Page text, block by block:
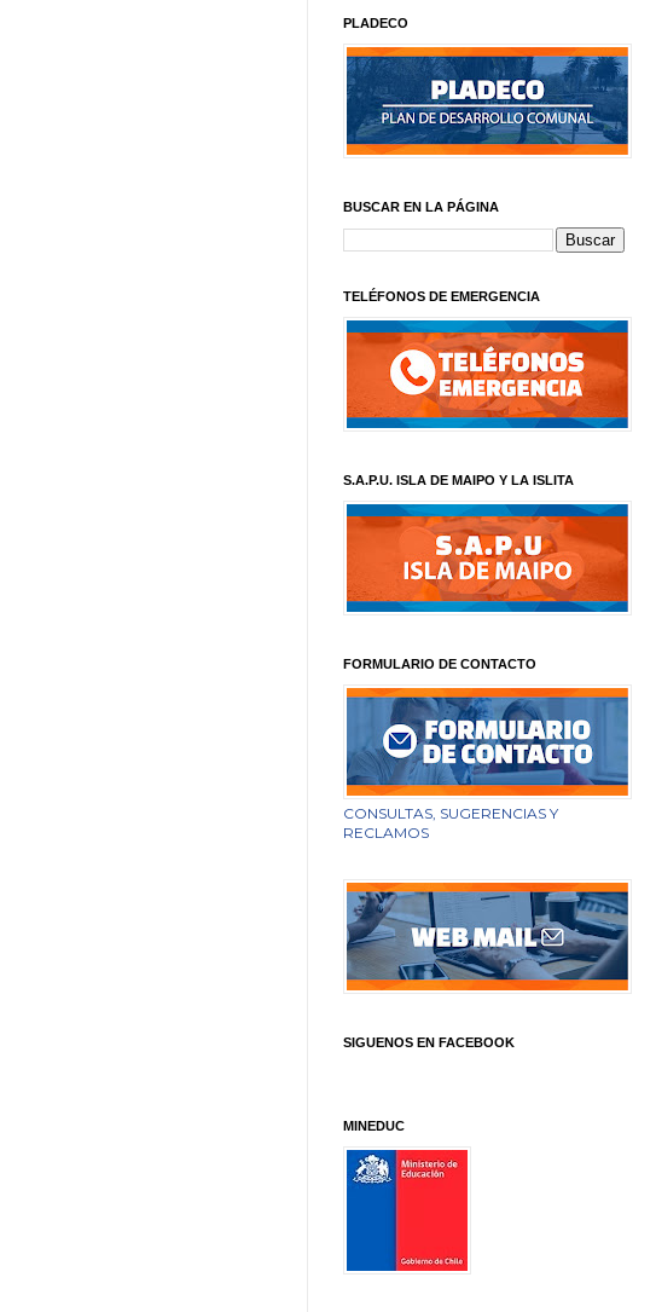
PLADECO
BUSCAR EN LA PÁGINA
TELÉFONOS DE EMERGENCIA
S.A.P.U. ISLA DE MAIPO Y LA ISLITA
FORMULARIO DE CONTACTO
CONSULTAS, SUGERENCIAS Y
RECLAMOS
SIGUENOS EN FACEBOOK
MINEDUC